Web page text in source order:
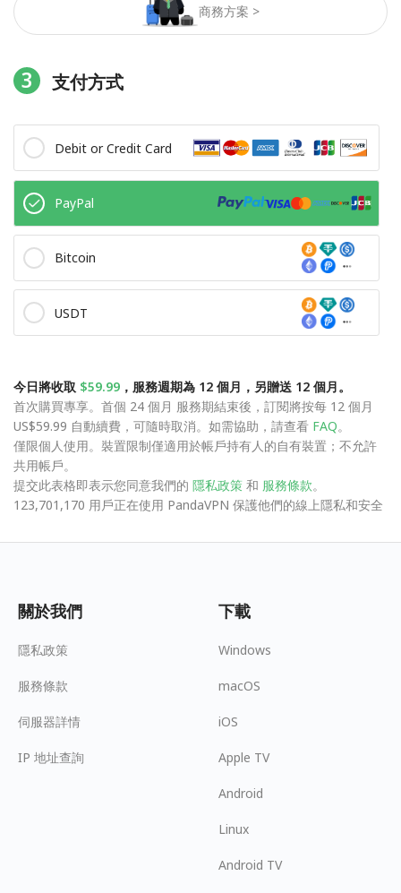
商務方案 >
3 支付方式
Debit or Credit Card
PayPal
Bitcoin
USDT
今日將收取 $59.99 ，服務週期為 12 個月，另贈送 12 個月。
首次購買專享。首個 24 個月 服務期結束後，訂閱將按每 12 個月
US$59.99 自動續費，可隨時取消。如需協助，請查看 FAQ。
僅限個人使用。裝置限制僅適用於帳戶持有人的自有裝置；不允許
共用帳戶。
提交此表格即表示您同意我們的 隱私政策 和 服務條款。
123,701,170 用戶正在使用 PandaVPN 保護他們的線上隱私和安全
關於我們
隱私政策
服務條款
伺服器詳情
IP 地址查詢
下載
Windows
macOS
iOS
Apple TV
Android
Linux
Android TV